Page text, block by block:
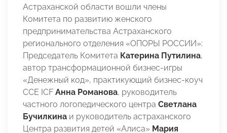
Астраханской области вошли члены
Комитета по развитию женского
предпринимательства Астраханского
регионального отделения «ОПОРЫ РОССИИ»:
Председатель Комитета Катерина Путилина,
автор трансформационной бизнес-игры
«Денежный код», практикующий бизнес-коуч
CCE ICF Анна Романова, руководитель
частного логопедического центра Светлана
Бучилкина и руководитель астраханского
Центра развития детей «Алиса» Мария